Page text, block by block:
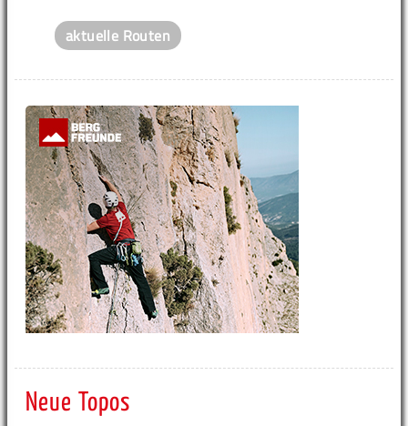
aktuelle Routen
Neue Topos